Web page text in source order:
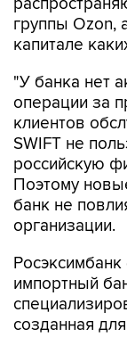
капитале
"У банка нет
клиентов
SWIFT не
российскую
Поэтому
банк не
организации.
Росэксимбанк
созданная
российской